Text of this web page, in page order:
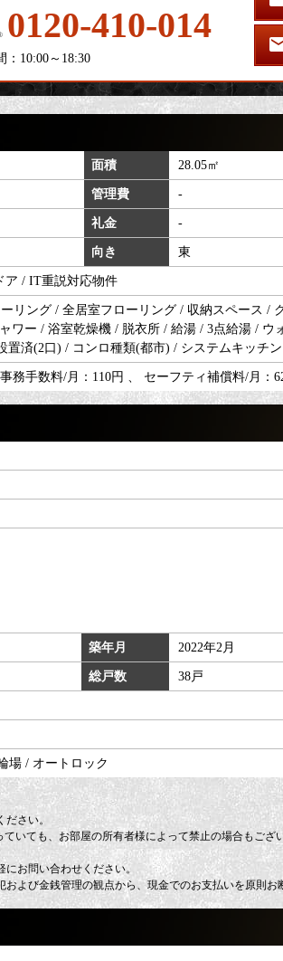
0120-410-014
：10:00～18:30
面積 28.05㎡
管理費 -
礼金 -
向き 東
ア / IT重説対応物件
リング / 全居室フローリング / 収納スペース /
ワー / 浴室乾燥機 / 脱衣所 / 給湯 / 3点給湯 /
済(2口) / コンロ種類(都市) / システムキッチ
務手数料/月：110円 、 セーフティ補償料/月：
築年月 2022年2月
総戸数 38戸
場 / オートロック
さい。
いても、お部屋の所有者様によって禁止の場合もござ
お問い合わせください。
よび金銭管理の観点から、現金でのお支払いを原則お